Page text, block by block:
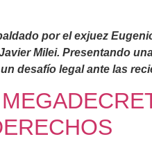
por el exjuez
Milei. Presentando
desafío legal ante las